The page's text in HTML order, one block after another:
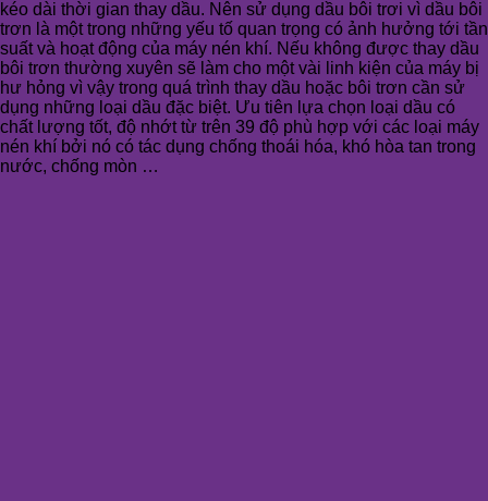
kéo dài thời gian thay dầu. Nên sử dụng dầu bôi trơi vì dầu bôi
trơn là một trong những yếu tố quan trọng có ảnh hưởng tới tần
suất và hoạt động của máy nén khí. Nếu không được thay dầu
bôi trơn thường xuyên sẽ làm cho một vài linh kiện của máy bị
hư hỏng vì vậy trong quá trình thay dầu hoặc bôi trơn cần sử
dụng những loại dầu đặc biệt. Ưu tiên lựa chọn loại dầu có
chất lượng tốt, độ nhớt từ trên 39 độ phù hợp với các loại máy
nén khí bởi nó có tác dụng chống thoái hóa, khó hòa tan trong
nước, chống mòn …